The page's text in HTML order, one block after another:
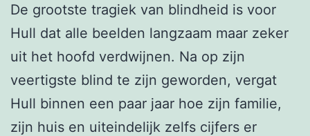
De grootste tragiek van blindheid is voor
Hull dat alle beelden langzaam maar zeker
uit het hoofd verdwijnen. Na op zijn
veertigste blind te zijn geworden, vergat
Hull binnen een paar jaar hoe zijn familie,
zijn huis en uiteindelijk zelfs cijfers er